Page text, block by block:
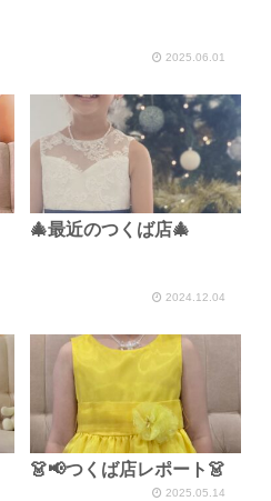
2025.06.01
🎄最近のつくば店🎄
2024.12.04
👗📢つくば店レポート👗
2025.05.14